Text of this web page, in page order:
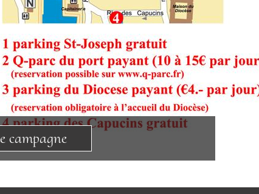
campagne